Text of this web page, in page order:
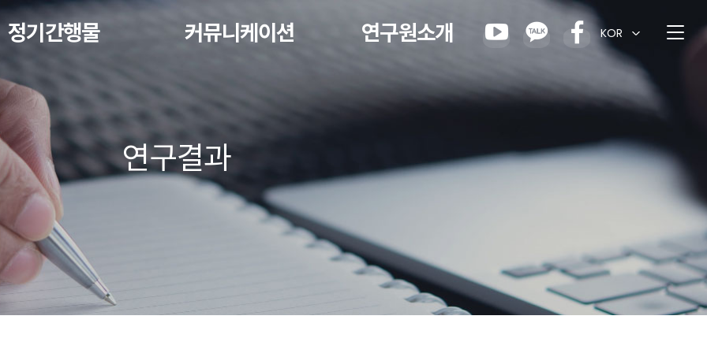
정기간행물 커뮤니케이션 연구원소개 KOR
연구결과